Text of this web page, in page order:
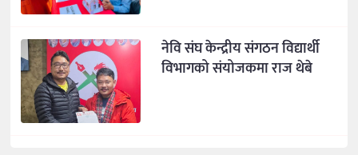
नेवि संघ केन्द्रीय संगठन विद्यार्थी
विभागको संयोजकमा राज थेबे